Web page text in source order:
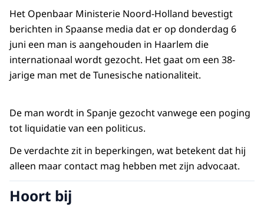
Het Openbaar Ministerie Noord-Holland bevestigt
berichten in Spaanse media dat er op donderdag 6
juni een man is aangehouden in Haarlem die
internationaal wordt gezocht. Het gaat om een 38-
jarige man met de Tunesische nationaliteit.
De man wordt in Spanje gezocht vanwege een poging
tot liquidatie van een politicus.
De verdachte zit in beperkingen, wat betekent dat hij
alleen maar contact mag hebben met zijn advocaat.
Hoort bij